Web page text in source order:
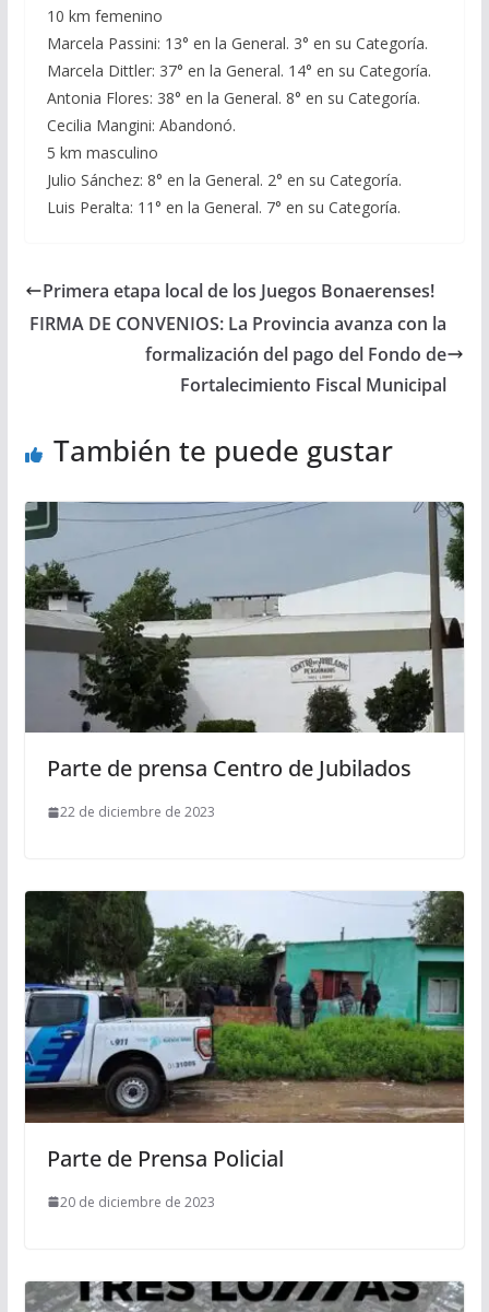
10 km femenino
Marcela Passini: 13° en la General. 3° en su Categoría.
Marcela Dittler: 37° en la General. 14° en su Categoría.
Antonia Flores: 38° en la General. 8° en su Categoría.
Cecilia Mangini: Abandonó.
5 km masculino
Julio Sánchez: 8° en la General. 2° en su Categoría.
Luis Peralta: 11° en la General. 7° en su Categoría.
Primera etapa local de los Juegos Bonaerenses!
FIRMA DE CONVENIOS: La Provincia avanza con la
formalización del pago del Fondo de
Fortalecimiento Fiscal Municipal
También te puede gustar
Parte de prensa Centro de Jubilados
22 de diciembre de 2023
Parte de Prensa Policial
20 de diciembre de 2023